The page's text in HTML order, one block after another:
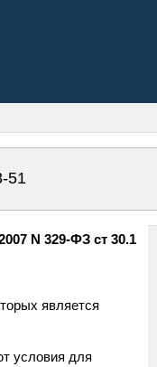
51
N 329-ФЗ ст 30.1
является
условия для